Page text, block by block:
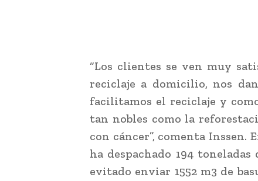
“Los clientes se ven muy
reciclaje a domicilio, nos
facilitamos el reciclaje y
tan nobles como la
con cáncer”, comenta Inssen.
ha despachado 194
evitado enviar 1552 m3 de